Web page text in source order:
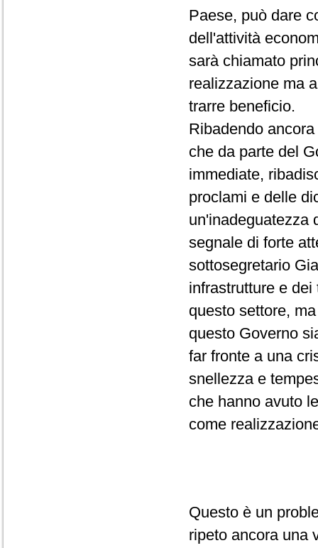
Paese, può dare
dell'attività
sarà chiamato
realizzazione ma
trarre beneficio.
Ribadendo
che da parte del
immediate,
proclami e delle
un'inadeguatezza
segnale di forte
sottosegretario
infrastrutture e
questo settore,
questo Governo
far fronte a una
snellezza e
che hanno avuto
come
Questo è un
ripeto ancora una